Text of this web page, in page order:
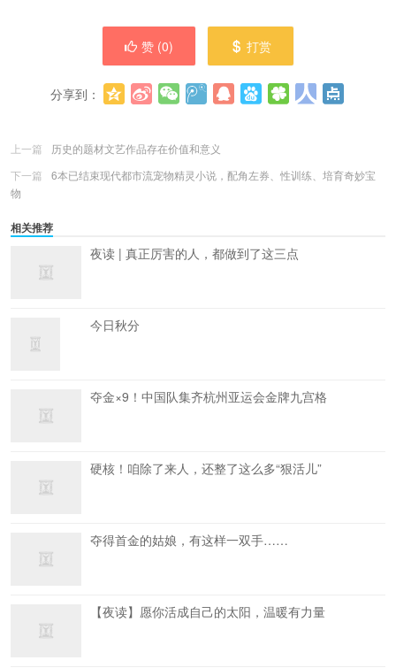
赞 (0) 打赏
分享到：
上一篇
历史的题材文艺作品存在价值和意义
下一篇
6本已结束现代都市流宠物精灵小说，配角左券、性训练、培育奇妙宝
物
相关推荐
夜读 | 真正厉害的人，都做到了这三点
今日秋分
夺金×9！中国队集齐杭州亚运会金牌九宫格
硬核！咱除了来人，还整了这么多“狠活儿”
夺得首金的姑娘，有这样一双手……
【夜读】愿你活成自己的太阳，温暖有力量